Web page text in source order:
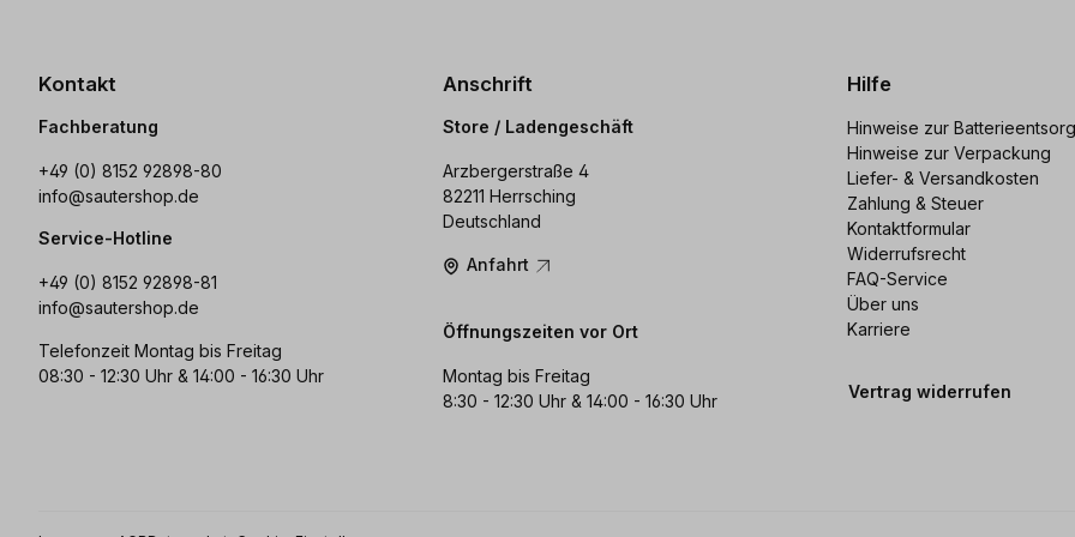
Kontakt
Fachberatung
+49 (0) 8152 92898-80
info@sautershop.de
Service-Hotline
+49 (0) 8152 92898-81
info@sautershop.de
Telefonzeit Montag bis Freitag
08:30 - 12:30 Uhr & 14:00 - 16:30 Uhr
Anschrift
Store / Ladengeschäft
Arzbergerstraße 4
82211 Herrsching
Deutschland
Anfahrt
Öffnungszeiten vor Ort
Montag bis Freitag
8:30 - 12:30 Uhr & 14:00 - 16:30 Uhr
Hilfe
Hinweise zur
Hinweise zur Verpackung
Liefer- & Versandkosten
Zahlung & Steuer
Kontaktformular
Widerrufsrecht
FAQ-Service
Über uns
Karriere
Vertrag widerrufen